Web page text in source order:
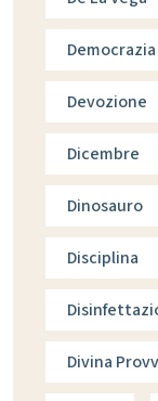
Democrazia
Devozione
Dicembre
Dinosauro
Disciplina
Divina